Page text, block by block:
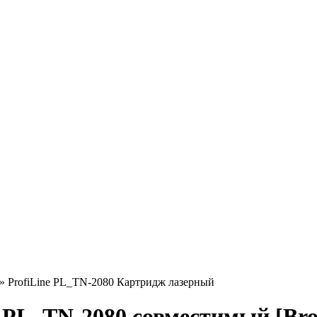
ProfiLine PL_TN-2080 Картридж лазерный